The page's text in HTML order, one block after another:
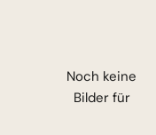
Noch keine
Bilder für